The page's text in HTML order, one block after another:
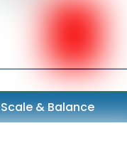
Scale & Balance